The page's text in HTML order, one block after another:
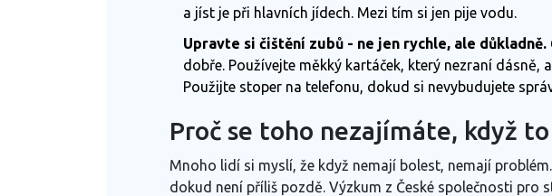
a jíst je při hlavních jídech. Mezi tím si jen pije vodu.
Upravte si čištění zubů - ne jen rychle, ale důkladně.
dobře. Používejte měkký kartáček, který nezraní
Použijte stoper na telefonu, dokud si nevybudujete
Proč se toho nezajímáte, když
Mnoho lidí si myslí, že když nemají bolest, nemají
dokud není příliš pozdě. Výzkum z České společnosti pro